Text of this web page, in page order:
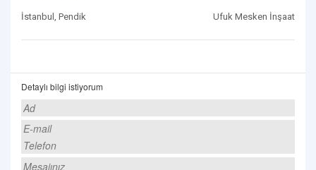
İstanbul, Pendik Ufuk Mesken İnşaat
Detaylı bilgi istiyorum